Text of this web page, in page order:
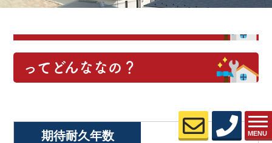
MENU
ってどんななの？
期待耐久年数